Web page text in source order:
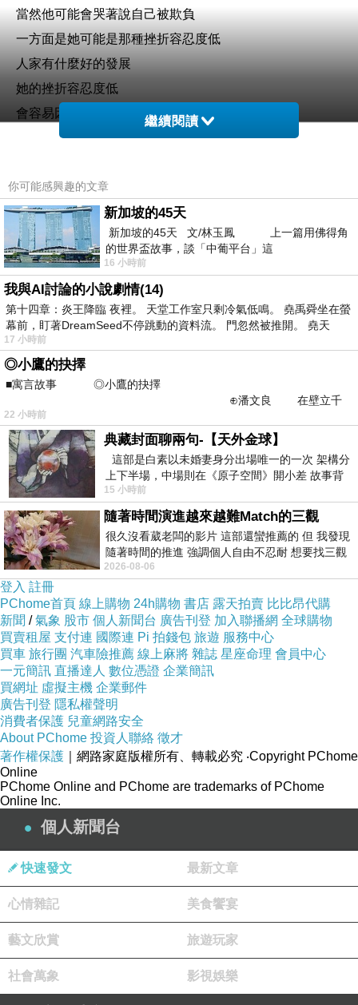
當然他可能會哭著說自己被欺負
一方面是她可能是那種挫折容忍度低
人家有什麼好的發展
她的挫折容忍度低
會容易因為什麼小事大哭
就會真的讓人家以為真的她是被欺負的👀
我是知道阿
我的實力越來越強
就算是從政
我也覺得我對從政的差距越拉越近😁
我的每一次進階
無外乎對我自己是大躍進
但是有一方面我是知道
但是我也覺得只要知道就好
就是
她情願自己沒有發展
但是矛盾的是一方面
我發展得越強大
她就大哭覺得自己被壓迫的感覺就越強烈
人家當然就看起來說
只要她說我是女的
是拐她老公的小三
當然就會去相信她的話了😒
可喜可賀的
是我自己
已經開始進入學時勢日語的階段😁
人家台灣跟日本
在民間的關係本來就很濃厚😉
談一下台灣的外交
也接受中國貸款的資金
來建設自己的內需
但是其中還被中國的公司及中國人員工賺走中國貸款給該
國的那筆錢👀
繼續閱讀
你可能感興趣的文章
新加坡的45天
新加坡的45天 文/林玉鳳 上一篇用佛得角
的世界盃故事，談「中葡平台」這
16 小時前
我與AI討論的小說劇情(14)
第十四章：炎王降臨 夜裡。 天堂工作室只剩冷氣低鳴。 堯禹舜坐在螢
幕前，盯著DreamSeed不停跳動的資料流。 門忽然被推開。 堯天
17 小時前
◎小鷹的抉擇
■寓言故事 ◎小鷹的抉擇
⊕潘文良 在壁立千
仞的懸崖上，有一座遮天蔽
22 小時前
典藏封面聊兩句-【天外金球】
這部是白素以未婚妻身分出場唯一的一次 架構分
上下半場，中場則在《原子空間》開小差 故事背
景影射西藏境外流亡 地下組織
15 小時前
隨著時間演進越來越難Match的三觀
很久沒看葳老闆的影片 這部還蠻推薦的 但 我發現
隨著時間的推進 強調個人自由不忍耐 想要找三觀
接近的不要說對象 連朋友都超
2026-08-06
登入 註冊
PChome首頁 線上購物 24h購物 書店 露天拍賣 比比昂代購
新聞 /氣象 股市 個人新聞台 廣告刊登 加入聯播網 全球購物
買賣租屋 支付連 國際連 Pi 拍錢包 旅遊 服務中心
買車 旅行團 汽車險推薦 線上麻將 雜誌 星座命理 會員中心
一元簡訊 直播達人 數位憑證 企業簡訊
買網址 虛擬主機 企業郵件
廣告刊登 隱私權聲明
消費者保護 兒童網路安全
About PChome 投資人聯絡 徵才
著作權保護 ｜網路家庭版權所有、轉載必究 ‧Copyright PChome
Online
PChome Online and PChome are trademarks of PChome
Online Inc.
個人新聞台
快速發文 最新文章
心情雜記 美食饗宴
藝文欣賞 旅遊玩家
社會萬象 影視娛樂